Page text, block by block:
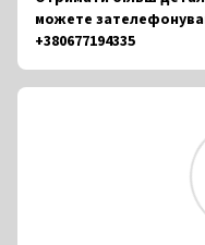
можете
+380677194335